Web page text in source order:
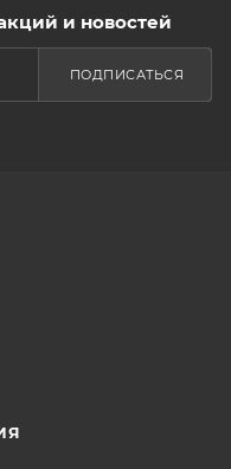
и новостей
ПОДПИСАТЬСЯ